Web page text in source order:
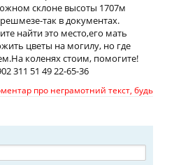
склоне высоты 1707м
так в документах.
найти это место,его мать
цветы на могилу, но где
коленях стоим, помогите!
311 51 49 22-65-36
про неграмотний текст, будь